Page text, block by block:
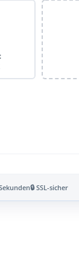
🔒 SSL-sicher